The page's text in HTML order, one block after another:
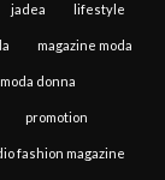
jadea lifestyle
magazine moda
moda donna
promotion
fashion magazine